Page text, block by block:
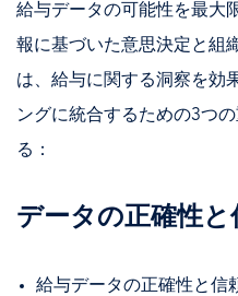
給与データの可能性を最大
報に基づいた意思決定と組
は、給与に関する洞察を効
ングに統合するための3つ
る：
データの正確性と
給与データの正確性と信